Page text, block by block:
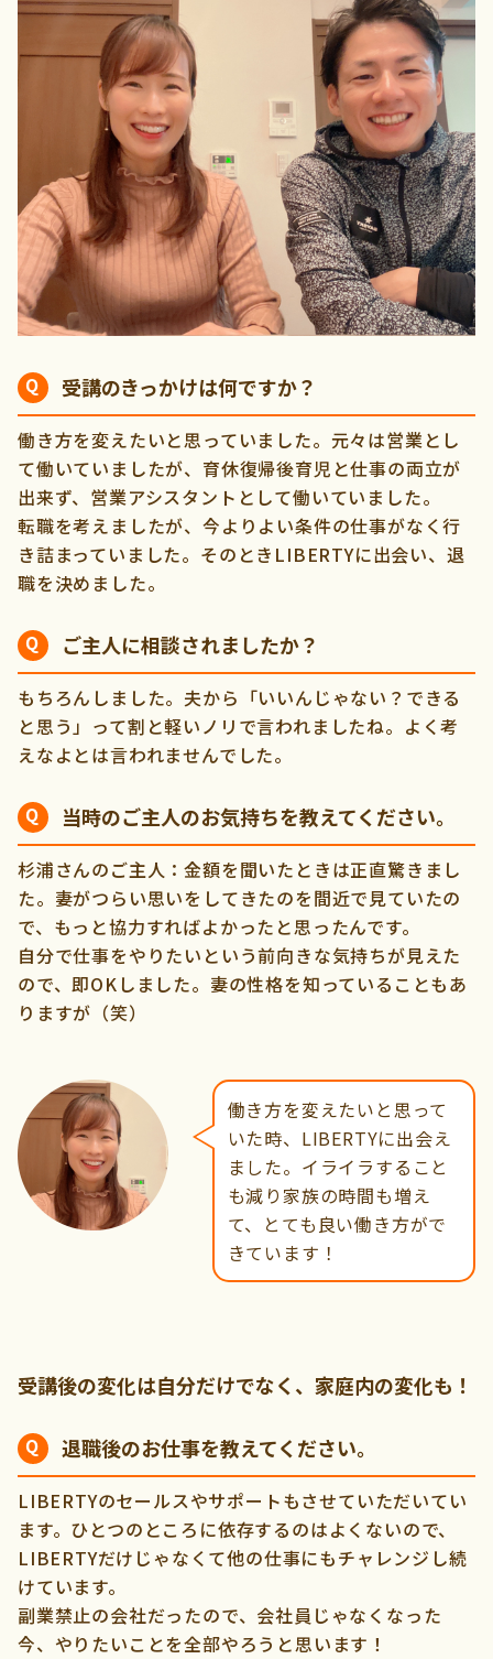
受講のきっかけは何ですか？
働き方を変えたいと思っていました。元々は営業とし
て働いていましたが、育休復帰後育児と仕事の両立が
出来ず、営業アシスタントとして働いていました。
転職を考えましたが、今よりよい条件の仕事がなく行
き詰まっていました。そのときLIBERTYに出会い、退
職を決めました。
ご主人に相談されましたか？
もちろんしました。夫から「いいんじゃない？できる
と思う」って割と軽いノリで言われましたね。よく考
えなよとは言われませんでした。
当時のご主人のお気持ちを教えてください。
杉浦さんのご主人：金額を聞いたときは正直驚きまし
た。妻がつらい思いをしてきたのを間近で見ていたの
で、もっと協力すればよかったと思ったんです。
自分で仕事をやりたいという前向きな気持ちが見えた
ので、即OKしました。妻の性格を知っていることもあ
りますが（笑）
働き方を変えたいと思って
いた時、LIBERTYに出会え
ました。イライラすること
も減り家族の時間も増え
て、とても良い働き方がで
きています！
受講後の変化は自分だけでなく、家庭内の変化も！
退職後のお仕事を教えてください。
LIBERTYのセールスやサポートもさせていただいてい
ます。ひとつのところに依存するのはよくないので、
LIBERTYだけじゃなくて他の仕事にもチャレンジし続
けています。
副業禁止の会社だったので、会社員じゃなくなった
今、やりたいことを全部やろうと思います！